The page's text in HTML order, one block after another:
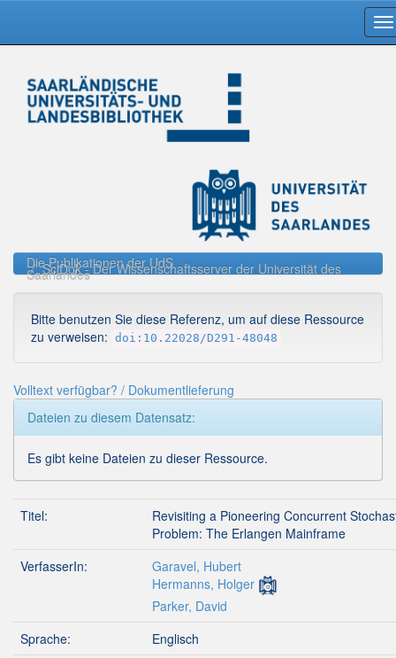
navigation
Die Publikationen der UdS
SciDok - Der Wissenschaftsserver der Universität des
Saarlandes
Bitte benutzen Sie diese Referenz, um auf diese Ressource
zu verweisen: doi:10.22028/D291-48048
Volltext verfügbar? / Dokumentlieferung
Dateien zu diesem Datensatz:
Es gibt keine Dateien zu dieser Ressource.
Titel:
Revisiting a Pioneering Concurrent
Problem: The Erlangen Mainframe
VerfasserIn:
Garavel, Hubert
Hermanns, Holger
Parker, David
Sprache:
Englisch